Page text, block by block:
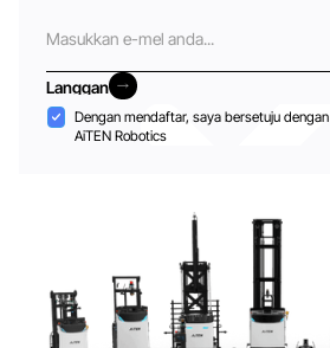
mel
Langgan
Langgan
Penerimaan
Dengan mendaftar, saya bersetuju dengan
AiTEN Robotics